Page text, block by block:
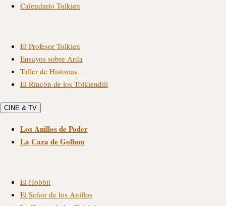
Calendario Tolkien
El Profesor Tolkien
Ensayos sobre Arda
Taller de Historias
El Rincón de los Tolkiendili
CINE & TV
Los Anillos de Poder
La Caza de Gollum
El Hobbit
El Señor de los Anillos